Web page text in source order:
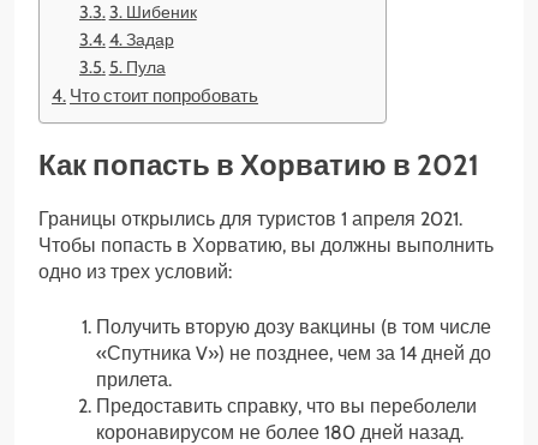
3. Шибеник
4. Задар
5. Пула
Что стоит попробовать
Как попасть в Хорватию в 2021
Границы открылись для туристов 1 апреля 2021.
Чтобы попасть в Хорватию, вы должны выполнить
одно из трех условий:
Получить вторую дозу вакцины (в том числе
«Спутника V») не позднее, чем за 14 дней до
прилета.
Предоставить справку, что вы переболели
коронавирусом не более 180 дней назад.